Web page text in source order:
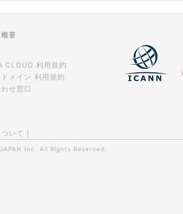
要
CLOUD 利用規約
メイン 利用規約
せ窓口
いて
Inc. All Rights Reserved.